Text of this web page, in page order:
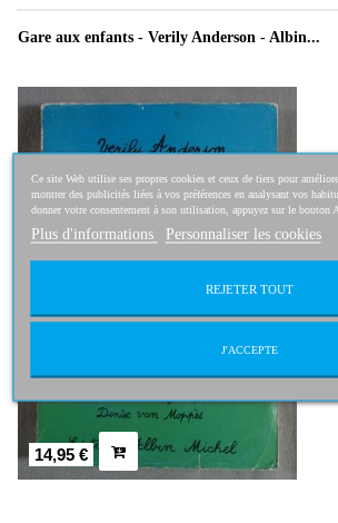
Gare aux enfants - Verily Anderson - Albin...
14,95 €
Ce site Web utilise ses propres cookies et ceux de tiers pour
montrer des publicités liées à vos préférences en analysant vos
donner votre consentement à son utilisation, appuyez sur le bouton
Plus d'informations Personnaliser les cookies
REJETER TOUT
J'ACCEPTE